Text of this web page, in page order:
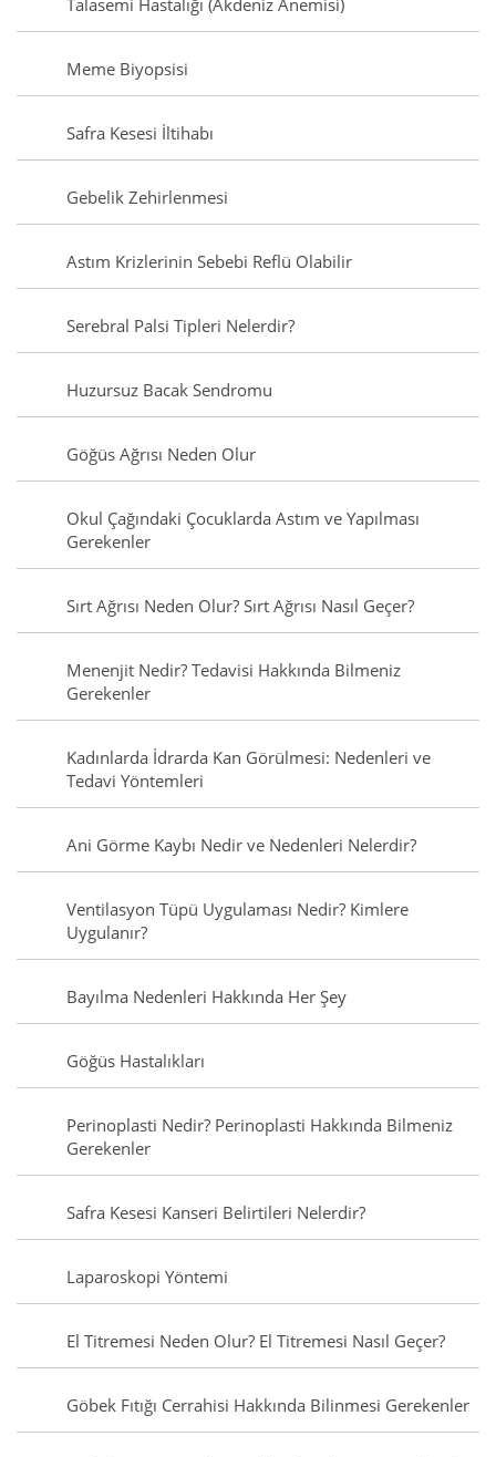
Talasemi Hastalığı (Akdeniz Anemisi)
Meme Biyopsisi
Safra Kesesi İltihabı
Gebelik Zehirlenmesi
Astım Krizlerinin Sebebi Reflü Olabilir
Serebral Palsi Tipleri Nelerdir?
Huzursuz Bacak Sendromu
Göğüs Ağrısı Neden Olur
Okul Çağındaki Çocuklarda Astım ve Yapılması
Gerekenler
Sırt Ağrısı Neden Olur? Sırt Ağrısı Nasıl Geçer?
Menenjit Nedir? Tedavisi Hakkında Bilmeniz
Gerekenler
Kadınlarda İdrarda Kan Görülmesi: Nedenleri ve
Tedavi Yöntemleri
Ani Görme Kaybı Nedir ve Nedenleri Nelerdir?
Ventilasyon Tüpü Uygulaması Nedir? Kimlere
Uygulanır?
Bayılma Nedenleri Hakkında Her Şey
Göğüs Hastalıkları
Perinoplasti Nedir? Perinoplasti Hakkında Bilmeniz
Gerekenler
Safra Kesesi Kanseri Belirtileri Nelerdir?
Laparoskopi Yöntemi
El Titremesi Neden Olur? El Titremesi Nasıl Geçer?
Göbek Fıtığı Cerrahisi Hakkında Bilinmesi Gerekenler